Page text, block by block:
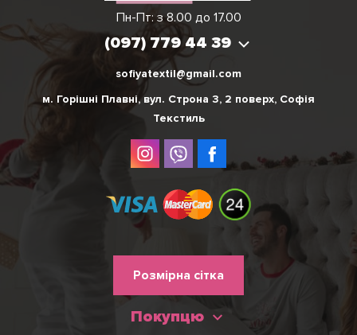
Пн-Пт: з 8.00 до 17.00
(097) 779 44 39
Вікторія
(097) 779 44 39
sofiyatextil@gmail.com
м. Горішні Плавні, вул. Строна 3, 2 поверх, Софія
Текстиль
колонтитулу
Розмірна сітка
Покупцю